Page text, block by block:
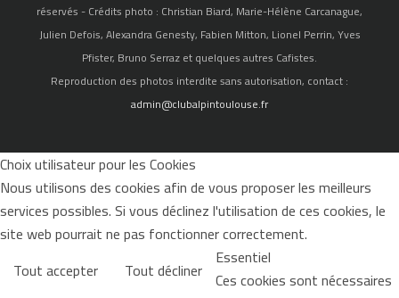
réservés - Crédits photo : Christian Biard, Marie-Hélène Carcanague,
Julien Defois, Alexandra Genesty, Fabien Mitton, Lionel Perrin, Yves
Pfister, Bruno Serraz et quelques autres Cafistes.
Reproduction des photos interdite sans autorisation, contact :
admin@clubalpintoulouse.fr
Choix utilisateur pour les Cookies
Nous utilisons des cookies afin de vous proposer les meilleurs
services possibles. Si vous déclinez l'utilisation de ces cookies, le
site web pourrait ne pas fonctionner correctement.
Tout accepter
Tout décliner Essentiel
Ces cookies sont nécessaires